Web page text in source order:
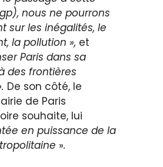
nous ne pourrons
sur les inégalités, le
la pollution », et
Paris dans sa
des frontières
De son côté, le
de Paris
souhaite, lui
en puissance de la
».